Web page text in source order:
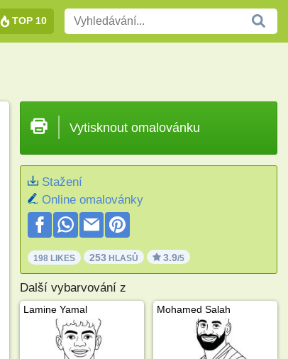
TOP 10
Vytisknout omalovánku
Stažení
Online omalovánky
198 LIKES 253 HLASŮ 3.9/5
Další vybarvování z
Lamine Yamal Mohamed Salah